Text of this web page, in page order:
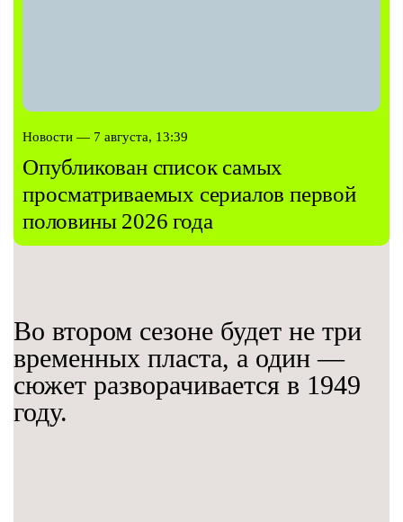
Новости — 7 августа, 13:39
Опубликован список самых
просматриваемых сериалов первой
половины 2026 года
Во втором сезоне будет не три
временных пласта, а один —
сюжет разворачивается в 1949
году.